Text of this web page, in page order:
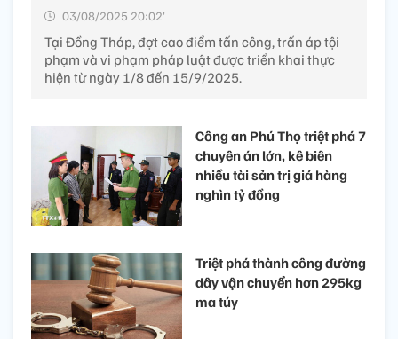
03/08/2025 20:02’
Tại Đồng Tháp, đợt cao điểm tấn công, trấn áp tội
phạm và vi phạm pháp luật được triển khai thực
hiện từ ngày 1/8 đến 15/9/2025.
Công an Phú Thọ triệt phá 7
chuyên án lớn, kê biên
nhiều tài sản trị giá hàng
nghìn tỷ đồng
Triệt phá thành công đường
dây vận chuyển hơn 295kg
ma túy